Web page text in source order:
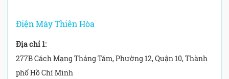
Điện Máy Thiên Hòa
Địa chỉ 1:
277B Cách Mạng Tháng Tám, Phường 12, Quận 10, Thành
phố Hồ Chí Minh